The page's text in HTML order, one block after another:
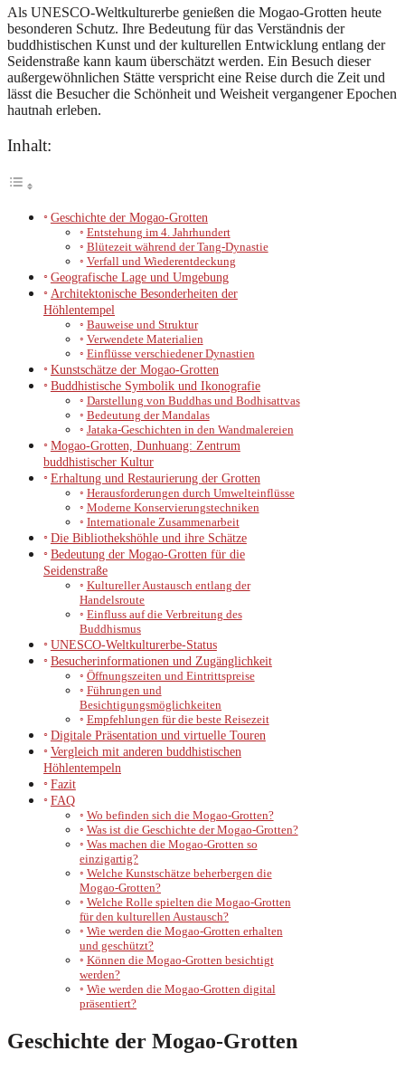
Als UNESCO-Weltkulturerbe genießen die Mogao-Grotten heute
besonderen Schutz. Ihre Bedeutung für das Verständnis der
buddhistischen Kunst und der kulturellen Entwicklung entlang der
Seidenstraße kann kaum überschätzt werden. Ein Besuch dieser
außergewöhnlichen Stätte verspricht eine Reise durch die Zeit und
lässt die Besucher die Schönheit und Weisheit vergangener Epochen
hautnah erleben.
Inhalt:
Geschichte der Mogao-Grotten
Entstehung im 4. Jahrhundert
Blütezeit während der Tang-Dynastie
Verfall und Wiederentdeckung
Geografische Lage und Umgebung
Architektonische Besonderheiten der
Höhlentempel
Bauweise und Struktur
Verwendete Materialien
Einflüsse verschiedener Dynastien
Kunstschätze der Mogao-Grotten
Buddhistische Symbolik und Ikonografie
Darstellung von Buddhas und Bodhisattvas
Bedeutung der Mandalas
Jataka-Geschichten in den Wandmalereien
Mogao-Grotten, Dunhuang: Zentrum
buddhistischer Kultur
Erhaltung und Restaurierung der Grotten
Herausforderungen durch Umwelteinflüsse
Moderne Konservierungstechniken
Internationale Zusammenarbeit
Die Bibliothekshöhle und ihre Schätze
Bedeutung der Mogao-Grotten für die
Seidenstraße
Kultureller Austausch entlang der
Handelsroute
Einfluss auf die Verbreitung des
Buddhismus
UNESCO-Weltkulturerbe-Status
Besucherinformationen und Zugänglichkeit
Öffnungszeiten und Eintrittspreise
Führungen und
Besichtigungsmöglichkeiten
Empfehlungen für die beste Reisezeit
Digitale Präsentation und virtuelle Touren
Vergleich mit anderen buddhistischen
Höhlentempeln
Fazit
FAQ
Wo befinden sich die Mogao-Grotten?
Was ist die Geschichte der Mogao-Grotten?
Was machen die Mogao-Grotten so
einzigartig?
Welche Kunstschätze beherbergen die
Mogao-Grotten?
Welche Rolle spielten die Mogao-Grotten
für den kulturellen Austausch?
Wie werden die Mogao-Grotten erhalten
und geschützt?
Können die Mogao-Grotten besichtigt
werden?
Wie werden die Mogao-Grotten digital
präsentiert?
Geschichte der Mogao-Grotten